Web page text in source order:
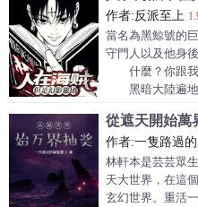
噴火的玄水龜
毛狐狸。
"那雜役養的靈
"不好！護宗神
"後山雜役院的
餘長生默默把
作者:反派至上
當名為黑鯨號的
守門人以及他身
什麼？你跟我
黑暗大陸遍地
什麼....地獄響尾
是老沙？育人獸
鐵塊原來是“堅
是“流”？
見聞色原來是“
從遮天開始萬
作者:一隻路過
林軒本是芸芸眾
天大世界，在這
玄幻世界。重活